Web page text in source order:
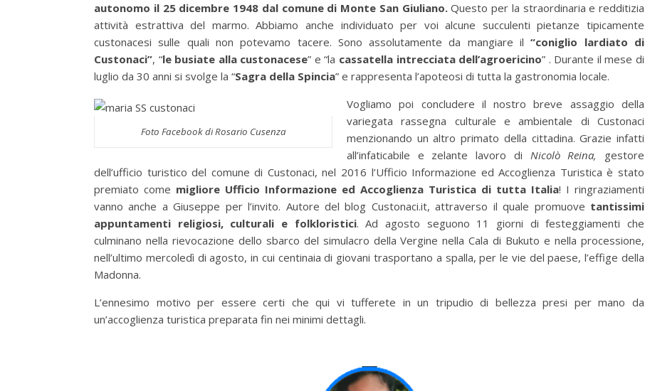
autonomo il 25 dicembre 1948 dal comune di Monte San Giuliano.Questo per la straordinaria e redditizia
attività estrattiva del marmo. Abbiamo anche individuato per voi alcune succulenti pietanze tipicamente
custonacesi sulle quali non potevamo tacere. Sono assolutamente da mangiare il“coniglio lardiato di
Custonaci”, “le busiate alla custonacese” e “la cassatella intrecciata dell’agroericino” . Durante il mese di
luglio da 30 anni si svolge la “Sagra della Spincia” e rappresenta l’apoteosi di tutta la gastronomia locale.
Foto Facebook di Rosario Cusenza
Vogliamo poi concludere il nostro breve assaggio della
variegata rassegna culturale e ambientale di Custonaci
menzionando un altro primato della cittadina. Grazie infatti
all’infaticabile e zelante lavoro di Nicolò Reina,
gestore
dell’ufficio turistico del comune di Custonaci, nel 2016 l’Ufficio Informazione ed Accoglienza Turistica è stato
premiato come migliore Ufficio Informazione ed Accoglienza Turistica di tutta Italia! I ringraziamenti
vanno anche a Giuseppe per l’invito. Autore del blog Custonaci.it, attraverso il quale promuove tantissimi
appuntamenti religiosi, culturali e folkloristici. Ad agosto seguono 11 giorni di festeggiamenti che
culminano nella rievocazione dello sbarco del simulacro della Vergine nella Cala di Bukuto e nella processione,
nell’ultimo mercoledì di agosto, in cui centinaia di giovani trasportano a spalla, per le vie del paese, l’effige della
Madonna.
L’ennesimo motivo per essere certi che qui vi tufferete in un tripudio di bellezza presi per mano da
un’accoglienza turistica preparata fin nei minimi dettagli.